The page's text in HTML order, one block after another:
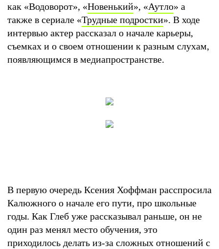
как «Водоворот», «Новенький», «Аутло» а
также в сериале «Трудные подростки». В ходе
интервью актер рассказал о начале карьеры,
съемках и о своем отношении к разным слухам,
появляющимся в медиапространстве.
В первую очередь Ксения Хоффман расспросила
Калюжного о начале его пути, про школьные
годы. Как Глеб уже рассказывал раньше, он не
один раз менял место обучения, это
приходилось делать из-за сложных отношений с